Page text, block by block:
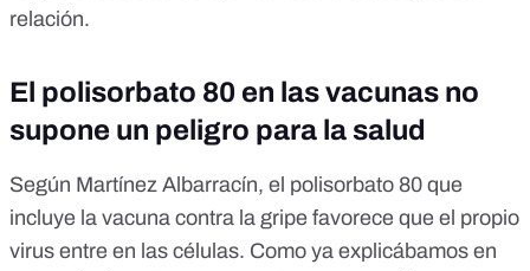
relación.
El polisorbato 80 en las vacunas no
supone un peligro para la salud
Según Martínez Albarracín, el polisorbato 80 que
incluye la vacuna contra la gripe favorece que el propio
virus entre en las células. Como ya explicábamos en